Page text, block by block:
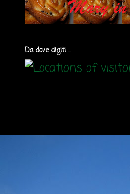
Da dove digiti ...